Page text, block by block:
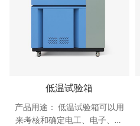
特征 内胆材质： 内胆一般采用
低温试验箱
产品用途： 低温试验箱可以用
来考核和确定电工、电子、汽